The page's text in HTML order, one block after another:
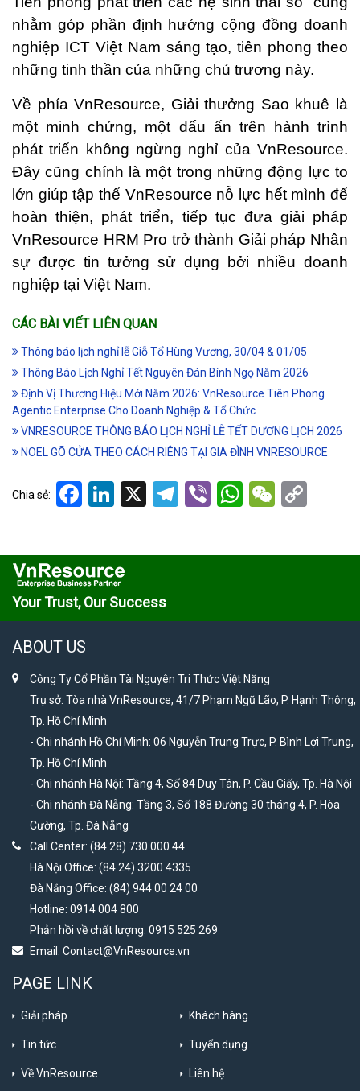
nhằm góp phần định hướng cộng đồng doanh
nghiệp ICT Việt Nam sáng tạo, tiên phong theo
những tinh thần của những chủ trương này.
Về phía VnResource, Giải thưởng Sao khuê là
một minh chứng, một dấu ấn trên hành trình
phát triển không ngừng nghỉ của VnResource.
Đây cũng chính là một trong những động lực to
lớn giúp tập thể VnResource nỗ lực hết mình để
hoàn thiện, phát triển, tiếp tục đưa giải pháp
VnResource HRM Pro trở thành Giải pháp Nhân
sự được tin tưởng sử dụng bởi nhiều doanh
nghiệp tại Việt Nam.
CÁC BÀI VIẾT LIÊN QUAN
Thông báo lịch nghỉ lễ Giỗ Tổ Hùng Vương, 30/04 & 01/05
Thông Báo Lịch Nghỉ Tết Nguyên Đán Bính Ngọ Năm 2026
Định Vị Thương Hiệu Mới Năm 2026: VnResource Tiên Phong
Agentic Enterprise Cho Doanh Nghiệp & Tổ Chức
VNRESOURCE THÔNG BÁO LỊCH NGHỈ LỄ TẾT DƯƠNG LỊCH 2026
NOEL GÕ CỬA THEO CÁCH RIÊNG TẠI GIA ĐÌNH VNRESOURCE
Chia sẻ: Facebook
LinkedIn
X Telegram
ViberWhatsApp
Your Trust, Our Success
ABOUT US
Công Ty Cổ Phần Tài Nguyên Tri Thức Việt Năng
Trụ sở: Tòa nhà VnResource, 41/7 Phạm Ngũ Lão, P. Hạnh Thông,
Tp. Hồ Chí Minh
- Chi nhánh Hồ Chí Minh: 06 Nguyễn Trung Trực, P. Bình Lợi Trung,
Tp. Hồ Chí Minh
- Chi nhánh Hà Nội: Tầng 4, Số 84 Duy Tân, P. Cầu Giấy, Tp. Hà Nội
- Chi nhánh Đà Nẵng: Tầng 3, Số 188 Đường 30 tháng 4, P. Hòa
Cường, Tp. Đà Nẵng
Call Center: (84 28) 730 000 44
Hà Nội Office: (84 24) 3200 4335
Đà Nẵng Office: (84) 944 00 24 00
Hotline: 0914 004 800
Phản hồi về chất lượng: 0915 525 269
Email: Contact@VnResource.vn
PAGE LINK
Giải pháp Khách hàng
Tin tức Tuyển dụng
Về VnResource Liên hệ